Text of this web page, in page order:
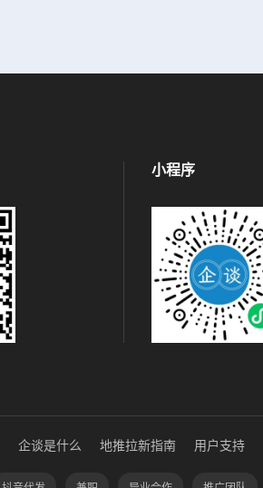
小程序
企谈是什么 地推拉新指南 用户支持